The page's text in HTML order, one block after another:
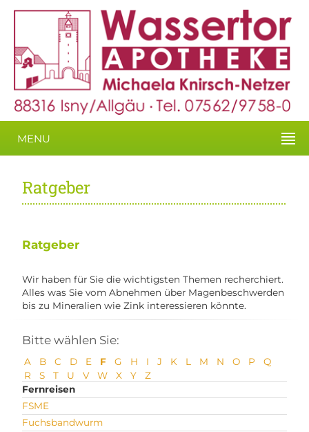
MENU
Ratgeber
Ratgeber
Wir haben für Sie die wichtigsten Themen recherchiert.
Alles was Sie vom Abnehmen über Magenbeschwerden
bis zu Mineralien wie Zink interessieren könnte.
Bitte wählen Sie:
A B C D E F G H I J K L M N O P
Q
R
S T U V W X Y
Z
Fernreisen
FSME
Fuchsbandwurm